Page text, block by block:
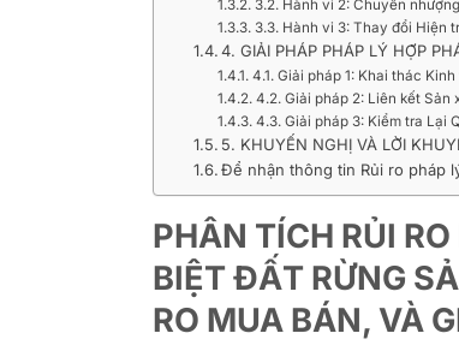
3.2. Hành vi 2: Chuyển
3.3. Hành vi 3: Thay đổi Hiện
4. GIẢI PHÁP PHÁP LÝ HỢP
4.1. Giải pháp 1: Khai thác
4.2. Giải pháp 2: Liên kết Sản
4.3. Giải pháp 3: Kiểm tra Lại
5. KHUYẾN NGHỊ VÀ LỜI
Để nhận thông tin Rủi ro pháp
PHÂN TÍCH RỦI
BIỆT ĐẤT RỪNG
RO MUA BÁN, VÀ